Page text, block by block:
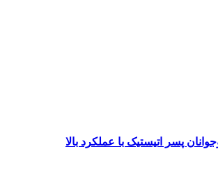
پسر اتیستیک با عملکرد بالا